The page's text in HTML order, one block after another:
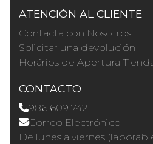
ATENCIÓN AL CLIENTE
Contacta con Nosotros
Solicitar una devolución
Horários de Apertura
CONTACTO
986 609 742
Correo Electrónico
De lunes a viernes